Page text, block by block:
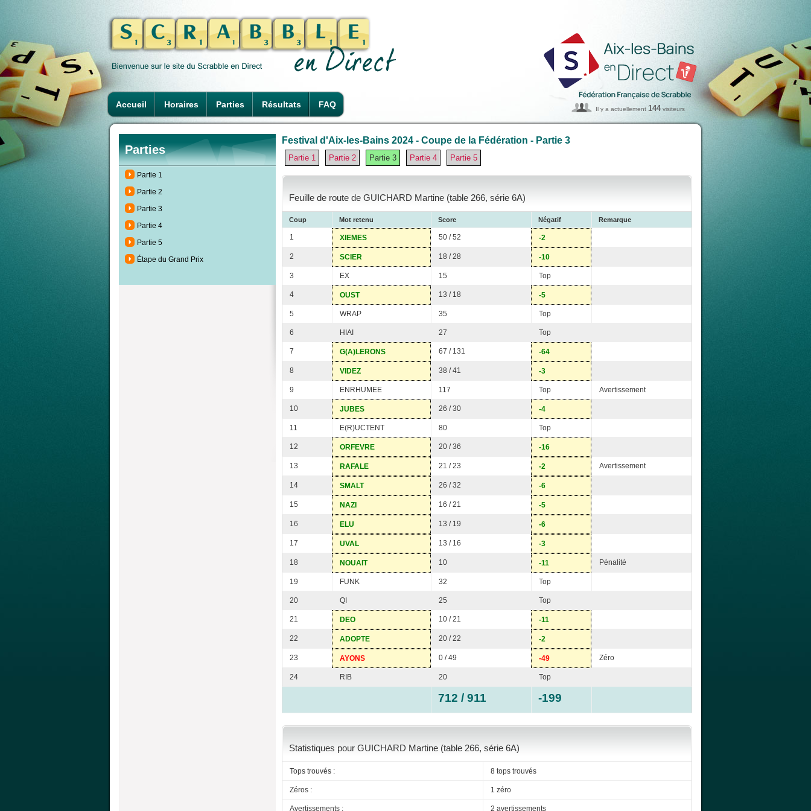
Accueil Horaires Parties Résultats FAQ Il y a actuellement 144 visiteurs
Parties
Partie 1
Partie 2
Partie 3
Partie 4
Partie 5
Étape du Grand Prix
Festival d'Aix-les-Bains 2024 - Coupe de la Fédération - Partie 3
Partie 1 Partie 2 Partie 3 Partie 4 Partie 5
Feuille de route de GUICHARD Martine (table 266, série 6A)
Coup Mot retenu Score Négatif Remarque
1 XIEMES 50 / 52 -2
2 SCIER 18 / 28 -10
3 EX 15 Top
4 OUST 13 / 18 -5
5 WRAP 35 Top
6 HIAI 27 Top
7 G(A)LERONS 67 / 131 -64
8 VIDEZ 38 / 41 -3
9 ENRHUMEE 117 Top Avertissement
10 JUBES 26 / 30 -4
11 E(R)UCTENT 80 Top
12 ORFEVRE 20 / 36 -16
13 RAFALE 21 / 23 -2 Avertissement
14 SMALT 26 / 32 -6
15 NAZI 16 / 21 -5
16 ELU 13 / 19 -6
17 UVAL 13 / 16 -3
18 NOUAIT 10 -11 Pénalité
19 FUNK 32 Top
20 QI 25 Top
21 DEO 10 / 21 -11
22 ADOPTE 20 / 22 -2
23 AYONS 0 / 49 -49 Zéro
24 RIB 20 Top
712 / 911 -199
Statistiques pour GUICHARD Martine (table 266, série 6A)
Tops trouvés : 8 tops trouvés
Zéros : 1 zéro
Avertissements : 2 avertissements